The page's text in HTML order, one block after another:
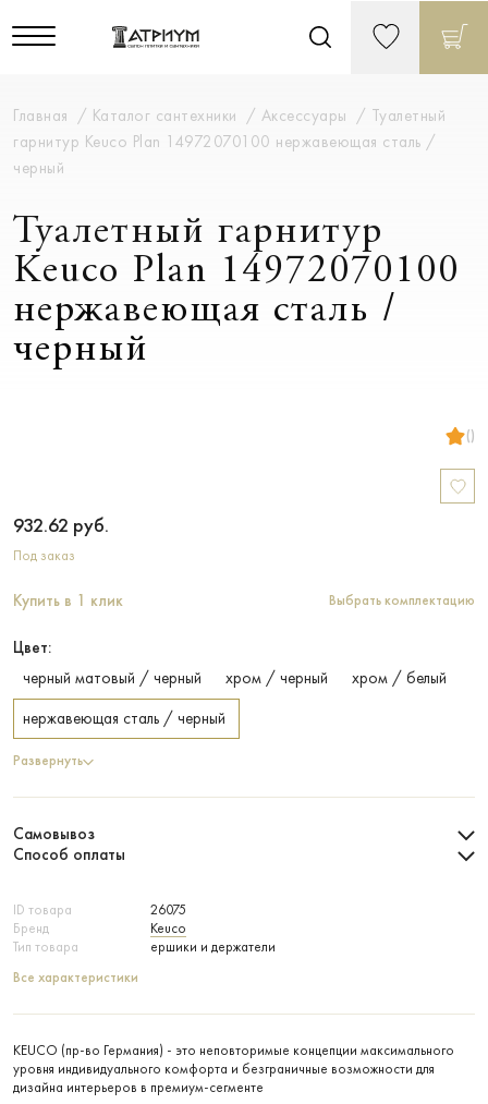
Главная Каталог сантехники Аксессуары
Туалетный
гарнитур Keuco Plan 14972070100 нержавеющая сталь /
черный
Туалетный гарнитур
Keuco Plan 14972070100
нержавеющая сталь /
черный
()
ID товара
26075
Бренд
Keuco
Тип товара
ершики и держатели
Все характеристики
KEUCO (пр-во Германия) - это неповторимые концепции максимального
уровня индивидуального комфорта и безграничные возможности для
дизайна интерьеров в премиум-сегменте
932.62 руб.
Под заказ
Купить в 1 клик Выбрать комплектацию
Цвет:
черный матовый / черный
хром / черный хром / белый
нержавеющая сталь / черный
Развернуть
Самовывоз
Способ оплаты